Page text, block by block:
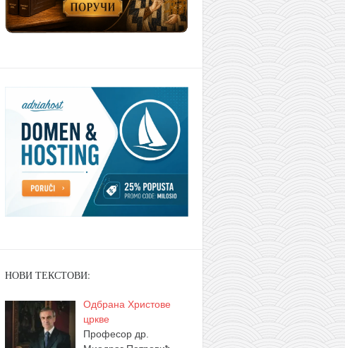
НОВИ ТЕКСТОВИ:
Одбрана Христове
цркве
Професор др.